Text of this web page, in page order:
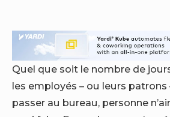
Quel que soit le nombre de
les employés – ou leurs
passer au bureau, personne